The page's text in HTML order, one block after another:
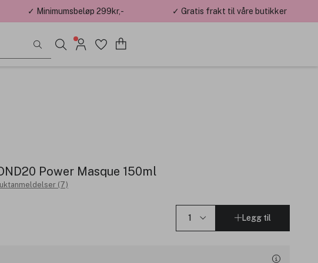
✓ Minimumsbeløp 299kr,- ✓ Gratis frakt til våre butikker
Power Masque 150ml
(7)
Legg til